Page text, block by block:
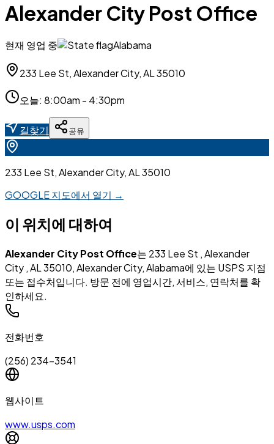
Alexander City Post Office
현재 영업 중 Alabama
233 Lee St, Alexander City, AL 35010
오늘: 8:00am - 4:30pm
길찾기 공유
233 Lee St, Alexander City, AL 35010
GOOGLE 지도에서 열기 →
이 위치에 대하여
Alexander City Post Office는 233 Lee St , Alexander
City , AL 35010, Alexander City, Alabama에 있는 USPS 지점
또는 접수처입니다. 방문 전에 영업시간, 서비스, 연락처를 확
인하세요.
전화번호
(256) 234-3541
웹사이트
www.usps.com